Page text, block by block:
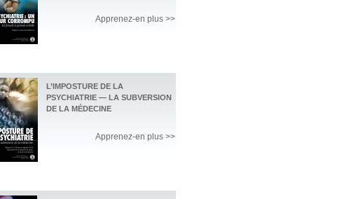
Apprenez-en plus >>
L’IMPOSTURE DE LA
PSYCHIATRIE — LA SUBVERSION
DE LA MÉDECINE
Apprenez-en plus >>